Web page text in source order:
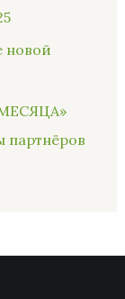
новой
партнёров